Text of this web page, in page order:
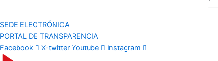
SEDE ELECTRÓNICA
PORTAL DE TRANSPARENCIA
Facebook
X-twitter Youtube Instagram